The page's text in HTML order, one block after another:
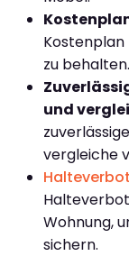
Kostenplan
zu behalten.
und
vergleiche
Wohnung,
sichern.